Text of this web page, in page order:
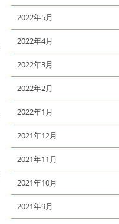
2022年5月
2022年4月
2022年3月
2022年2月
2022年1月
2021年12月
2021年11月
2021年10月
2021年9月